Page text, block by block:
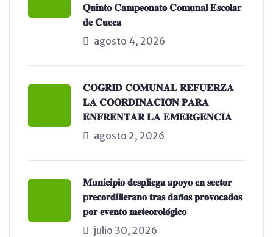
𝐐𝐮𝐢𝐧𝐭𝐨 𝐂𝐚𝐦𝐩𝐞𝐨𝐧𝐚𝐭𝐨 𝐂𝐨𝐦𝐮𝐧𝐚𝐥 𝐄𝐬𝐜𝐨𝐥𝐚𝐫
𝐝𝐞 𝐂𝐮𝐞𝐜𝐚
agosto 4, 2026
𝐂𝐎𝐆𝐑𝐈𝐃 𝐂𝐎𝐌𝐔𝐍𝐀𝐋 𝐑𝐄𝐅𝐔𝐄𝐑𝐙𝐀
𝐋𝐀 𝐂𝐎𝐎𝐑𝐃𝐈𝐍𝐀𝐂𝐈𝐎́𝐍 𝐏𝐀𝐑𝐀
𝐄𝐍𝐅𝐑𝐄𝐍𝐓𝐀𝐑 𝐋𝐀 𝐄𝐌𝐄𝐑𝐆𝐄𝐍𝐂𝐈𝐀
agosto 2, 2026
𝐌𝐮𝐧𝐢𝐜𝐢𝐩𝐢𝐨 𝐝𝐞𝐬𝐩𝐥𝐢𝐞𝐠𝐚 𝐚𝐩𝐨𝐲𝐨 𝐞𝐧 𝐬𝐞𝐜𝐭𝐨𝐫
𝐩𝐫𝐞𝐜𝐨𝐫𝐝𝐢𝐥𝐥𝐞𝐫𝐚𝐧𝐨 𝐭𝐫𝐚𝐬 𝐝𝐚𝐧̃𝐨𝐬 𝐩𝐫𝐨𝐯𝐨𝐜𝐚𝐝𝐨𝐬
𝐩𝐨𝐫 𝐞𝐯𝐞𝐧𝐭𝐨 𝐦𝐞𝐭𝐞𝐨𝐫𝐨𝐥𝐨́𝐠𝐢𝐜𝐨
julio 30, 2026